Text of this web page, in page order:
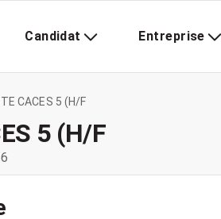
Candidat Entreprise
CACES 5 (H/F
5 (H/F